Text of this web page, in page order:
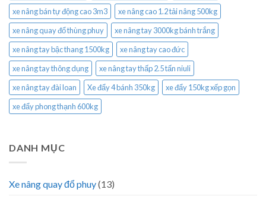
xe nâng bán tự động cao 3m3
xe nâng cao 1.2 tải nâng 500kg
xe nâng quay đổ thùng phuy
xe nâng tay 3000kg bánh trắng
xe nâng tay bậc thang 1500kg
xe nâng tay cao đức
xe nâng tay thông dụng
xe nâng tay thấp 2.5 tấn niuli
xe nâng tay đài loan
Xe đẩy 4 bánh 350kg
xe đẩy 150kg xếp gọn
xe đẩy phong thạnh 600kg
DANH MỤC
Xe nâng quay đổ phuy(13)